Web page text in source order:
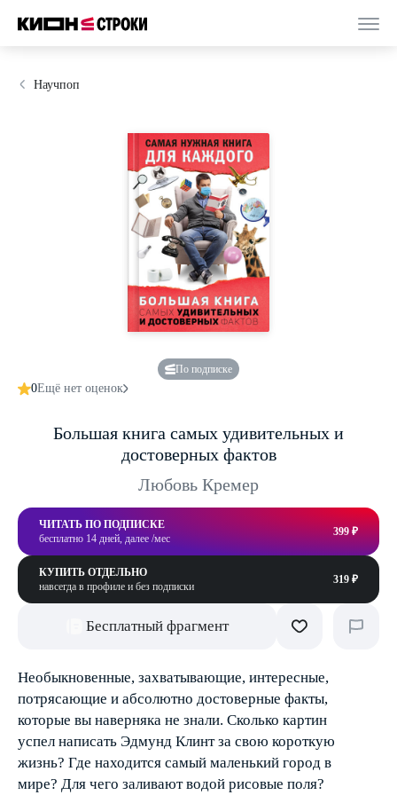
Научпоп
По подписке
0Ещё нет оценок
Большая книга самых удивительных и
достоверных фактов
Любовь Кремер
ЧИТАТЬ ПО ПОДПИСКЕ
бесплатно 14 дней, далее /мес
399 ₽
КУПИТЬ ОТДЕЛЬНО
навсегда в профиле и без подписки
319 ₽
Бесплатный фрагмент
Необыкновенные, захватывающие, интересные,
потрясающие и абсолютно достоверные факты,
которые вы наверняка не знали. Сколько картин
успел написать Эдмунд Клинт за свою короткую
жизнь? Где находится самый маленький город в
мире? Для чего заливают водой рисовые поля?